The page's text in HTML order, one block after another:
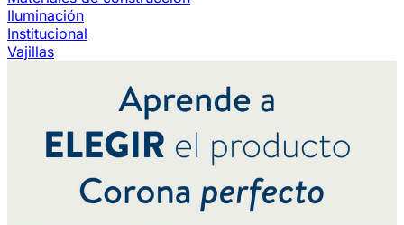
Iluminación
Institucional
Vajillas